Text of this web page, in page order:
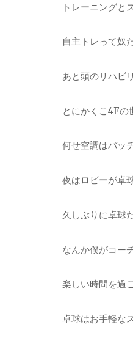
トレーニングと
自主トレって奴
あと頭のリハビ
とにかくこ4Fの
何せ空調はバッ
夜はロビーが卓
久しぶりに卓球
なんか僕がコー
楽しい時間を過
卓球はお手軽な